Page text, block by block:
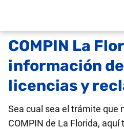
COMPIN La
información
licencias y
Sea cual sea el trámite que
COMPIN de La Florida, aquí